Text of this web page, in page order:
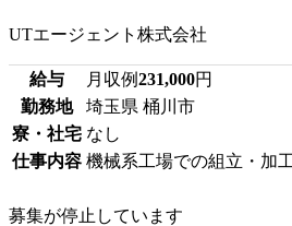
UTエージェント株式会社
給与 月収例231,000円
勤務地
埼玉県 桶川市
寮・社宅 なし
仕事内容 機械系工場での組立・加
募集が停止しています